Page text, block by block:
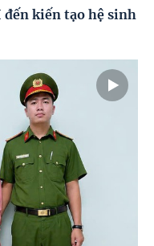
kiến tạo hệ sinh